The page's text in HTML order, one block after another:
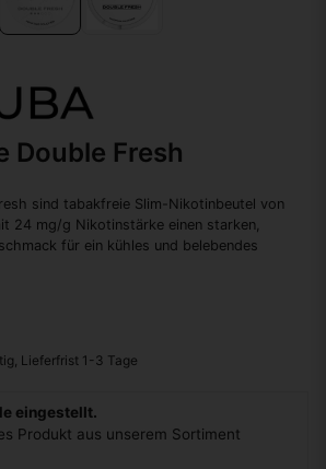
Double Fresh
sind tabakfreie Slim-Nikotinbeutel von
24 mg/g Nikotinstärke einen starken,
für ein kühles und belebendes
eingestellt.
Produkt aus unserem Sortiment